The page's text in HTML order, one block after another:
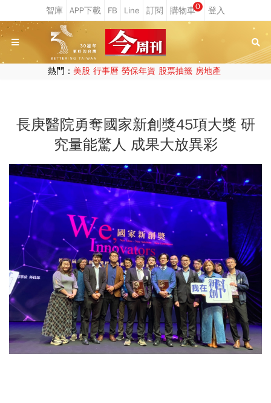
0
熱門： 美股 行事曆 勞保年資 股票抽籤 房地產
長庚醫院勇奪國家新創獎45項大獎 研
究量能驚人 成果大放異彩